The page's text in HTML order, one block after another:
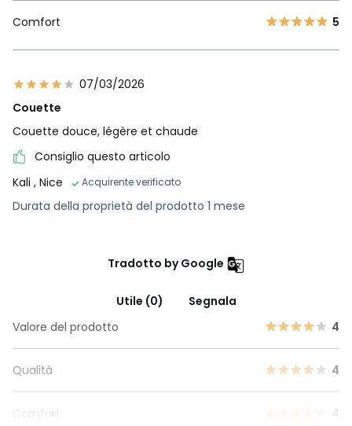
Comfort 5
07/03/2026
Couette
Couette douce, légère et chaude
Consiglio questo articolo
Kali , Nice Acquirente verificato
Durata della proprietà del prodotto 1 mese
Tradotto by Google
Utile (0)
Segnala
Valore del prodotto
4
Qualità 4
Comfort 4